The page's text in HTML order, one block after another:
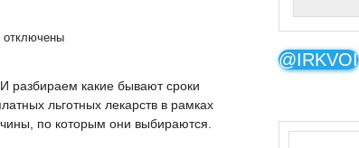
отключены
разбираем какие бывают сроки
льготных лекарств в рамках
по которым они выбираются.
@IRKVOI